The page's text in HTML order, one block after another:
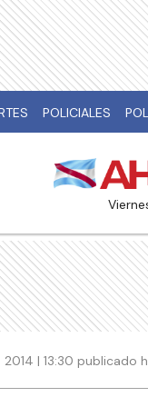
POLICIALES
| 13:30 publicado